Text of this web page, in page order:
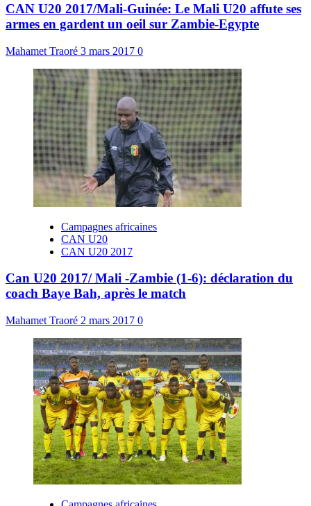
CAN U20 2017/Mali-Guinée: Le Mali U20 affute ses
armes en gardent un oeil sur Zambie-Egypte
Mahamet Traoré 3 mars 2017 0
Campagnes africaines
CAN U20
CAN U20 2017
Can U20 2017/ Mali -Zambie (1-6): déclaration du
coach Baye Bah, après le match
Mahamet Traoré 2 mars 2017 0